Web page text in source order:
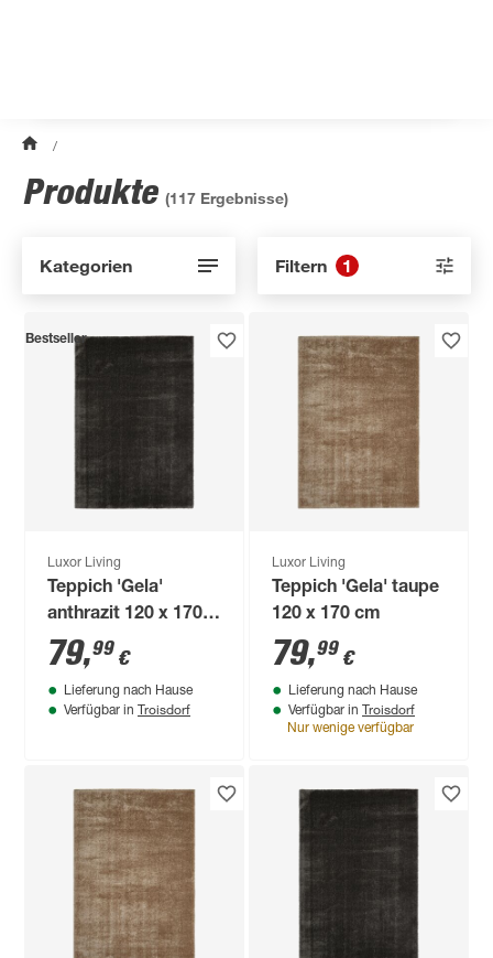
/
Produkte (117 Ergebnisse)
Kategorien Filtern 1
Bestseller
Luxor Living
Teppich 'Gela'
anthrazit 120 x 170
cm
79,99 €
Lieferung nach Hause
Verfügbar in Troisdorf
Luxor Living
Teppich 'Gela' taupe
120 x 170 cm
79,99 €
Lieferung nach Hause
Verfügbar in Troisdorf
Nur wenige verfügbar